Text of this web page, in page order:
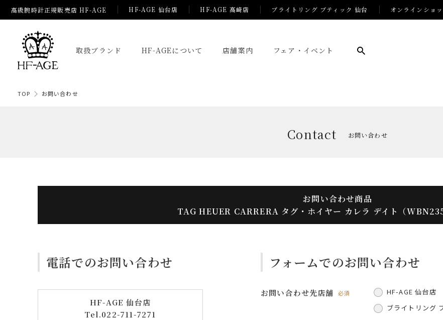
高級腕時計正規販売店 HF-AGE HF-AGE 仙台店 HF-AGE 高崎店 ブライトリング ブティック 仙台 オンラインショ
取扱ブランド HF-AGEについて 店舗案内 フェア・イベント
TOP お問い合わせ
Contact お問い合わせ
お問い合わせ商品
TAG HEUER CARRERA タグ・ホイヤー カレラ デイト（
電話でのお問い合わせ
HF-AGE 仙台店
Tel.022-711-7271
フォームでのお問い合わせ
お問い合わせ先店舗 必須 HF-AGE 仙台店
ブライトリング